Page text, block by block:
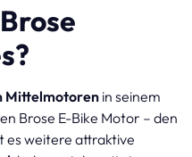
Mittelmotorenin seinem
Brose E-Bike Motor – den
es weitere attraktive